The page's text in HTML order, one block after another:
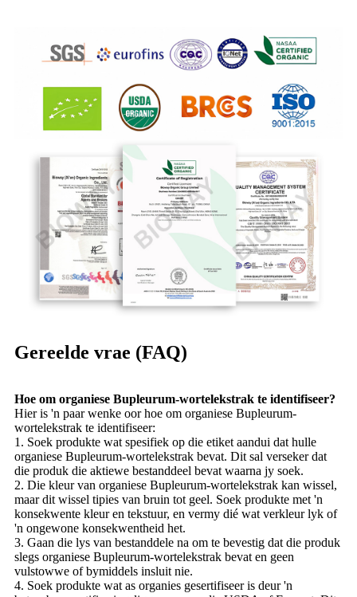
Gereelde vrae (FAQ)
Hoe om organiese Bupleurum-wortelekstrak te identifiseer?
Hier is 'n paar wenke oor hoe om organiese Bupleurum-
wortelekstrak te identifiseer:
1. Soek produkte wat spesifiek op die etiket aandui dat hulle
organiese Bupleurum-wortelekstrak bevat. Dit sal verseker dat
die produk die aktiewe bestanddeel bevat waarna jy soek.
2. Die kleur van organiese Bupleurum-wortelekstrak kan wissel,
maar dit wissel tipies van bruin tot geel. Soek produkte met 'n
konsekwente kleur en tekstuur, en vermy dié wat verkleur lyk of
'n ongewone konsekwentheid het.
3. Gaan die lys van bestanddele na om te bevestig dat die produk
slegs organiese Bupleurum-wortelekstrak bevat en geen
vulstowwe of bymiddels insluit nie.
4. Soek produkte wat as organies gesertifiseer is deur 'n